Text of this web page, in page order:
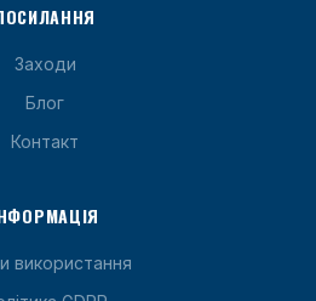
Заходи
Блог
Контакт
використання